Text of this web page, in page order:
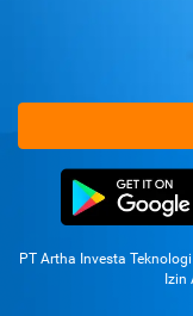
PT Artha Investa
Izin